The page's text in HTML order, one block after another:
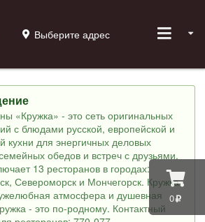
0
Выберите адрес
«Кружка» - это сеть оригинальных
с блюдами русской, европейской и
кухни для энергичных деловых
обедов и встреч с друзьями.
13 ресторанов в городах:
Североморск и Мончегорск. Кружка
атмосфера и душевная
- это по-родному. Контактный